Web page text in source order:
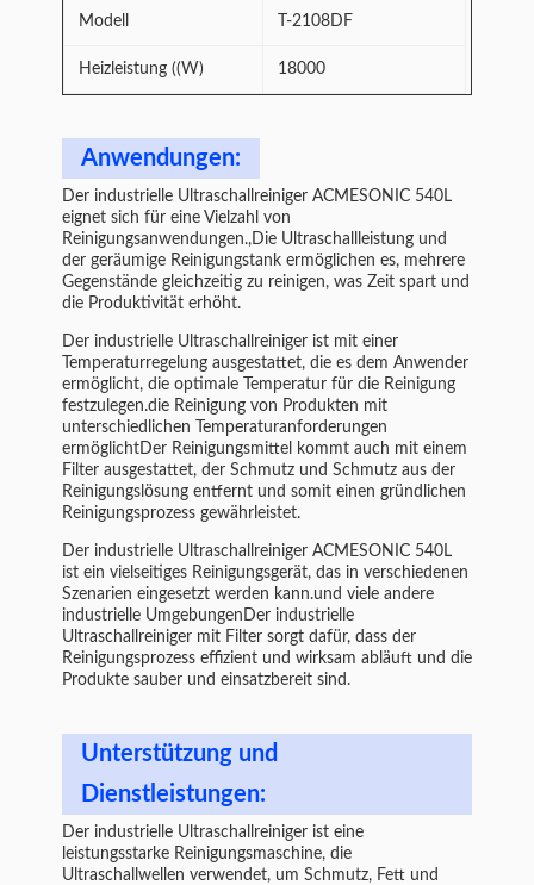
Modell T-2108DF
Heizleistung ((W) 18000
Anwendungen:
Der industrielle Ultraschallreiniger ACMESONIC 540L
eignet sich für eine Vielzahl von
Reinigungsanwendungen.,Die Ultraschallleistung und
der geräumige Reinigungstank ermöglichen es, mehrere
Gegenstände gleichzeitig zu reinigen, was Zeit spart und
die Produktivität erhöht.
Der industrielle Ultraschallreiniger ist mit einer
Temperaturregelung ausgestattet, die es dem Anwender
ermöglicht, die optimale Temperatur für die Reinigung
festzulegen.die Reinigung von Produkten mit
unterschiedlichen Temperaturanforderungen
ermöglichtDer Reinigungsmittel kommt auch mit einem
Filter ausgestattet, der Schmutz und Schmutz aus der
Reinigungslösung entfernt und somit einen gründlichen
Reinigungsprozess gewährleistet.
Der industrielle Ultraschallreiniger ACMESONIC 540L
ist ein vielseitiges Reinigungsgerät, das in verschiedenen
Szenarien eingesetzt werden kann.und viele andere
industrielle UmgebungenDer industrielle
Ultraschallreiniger mit Filter sorgt dafür, dass der
Reinigungsprozess effizient und wirksam abläuft und die
Produkte sauber und einsatzbereit sind.
Unterstützung und
Dienstleistungen:
Der industrielle Ultraschallreiniger ist eine
leistungsstarke Reinigungsmaschine, die
Ultraschallwellen verwendet, um Schmutz, Fett und